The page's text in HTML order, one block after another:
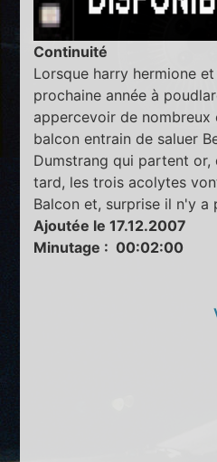
Continuité
Lorsque harry hermione
prochaine année à
appercevoir de nombreux
balcon entrain de saluer
Dumstrang qui partent or,
tard, les trois acolytes
Balcon et, surprise il n'y a
Ajoutée le 17.12.2007
Minutage : 00:02:00